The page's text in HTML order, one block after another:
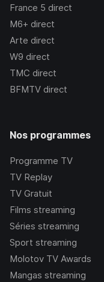
France 5 direct
M6+ direct
Arte direct
W9 direct
TMC direct
BFMTV direct
Nos programmes
Programme TV
TV Replay
TV Gratuit
Films streaming
Séries streaming
Sport streaming
Molotov TV Awards
Mangas streaming